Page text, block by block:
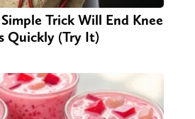
Trick Will End Knee
Quickly (Try It)